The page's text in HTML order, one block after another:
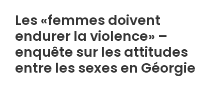
Les «femmes doivent
endurer la violence» –
enquête sur les attitudes
entre les sexes en Géorgie